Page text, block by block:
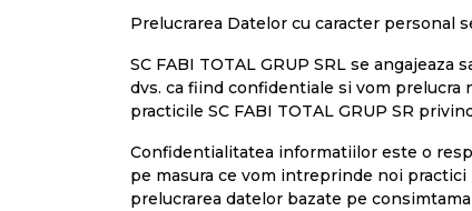
Prelucrarea Datelor cu caracter
SC FABI TOTAL GRUP SRL se
dvs. ca fiind confidentiale si vom
practicile SC FABI TOTAL GRUP SR
Confidentialitatea informatiilor este o
pe masura ce vom intreprinde noi
prelucrarea datelor bazate pe